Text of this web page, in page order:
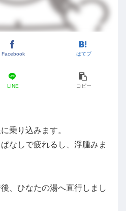
Facebook はてブ
LINE コピー
乗り込みます。
なしで疲れるし、浮腫みま
、ひなたの湯へ直行しまし